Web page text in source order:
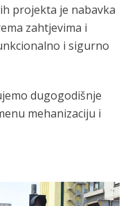
projekta je nabavka
zahtjevima i
i sigurno
dugogodišnje
mehanizaciju i